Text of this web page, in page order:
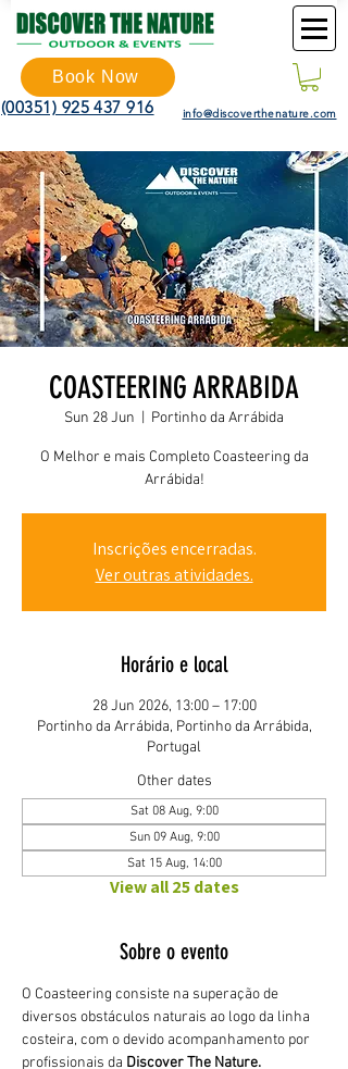
Book Now
(00351) 925 437 916 info@discoverthenature.com
COASTEERING ARRABIDA
Sun 28 Jun Portinho da Arrábida
O Melhor e mais Completo Coasteering da
Arrábida!
Inscrições encerradas.
Ver outras atividades.
Horário e local
28 Jun 2026, 13:00 – 17:00
Portinho da Arrábida, Portinho da Arrábida,
Portugal
Other dates
Sat 08 Aug, 9:00
Sun 09 Aug, 9:00
Sat 15 Aug, 14:00
View all 25 dates
Sobre o evento
O Coasteering consiste na superação de
diversos obstáculos naturais ao logo da linha
costeira, com o devido acompanhamento por
profissionais da Discover The Nature.